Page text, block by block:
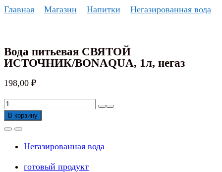
Перейти
Главная Магазин Напитки Негазированная вода
Вода питьевая СВЯТОЙ
ИСТОЧНИК/BONAQUA, 1л, негаз
198,00 ₽
Количество
товара
Вода
СВЯТОЙ
В корзину
Негазированная вода
готовый продукт